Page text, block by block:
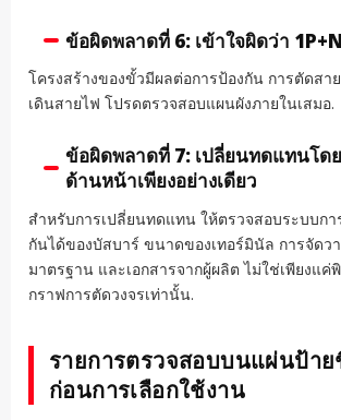
ข้อผิดพลาดที่ 6: เข้าใจผิดว่า
โครงสร้างของขั้วมีผลต่อการป้องกัน การตัดสา
เดินสายไฟ โปรดตรวจสอบแผนผังภายในเสมอ.
ข้อผิดพลาดที่ 7: เปลี่ยนทดแทนโด
ด้านหน้าเพียงอย่างเดียว
สำหรับการเปลี่ยนทดแทน ให้ตรวจสอบระบบกา
กันได้ของบัสบาร์ ขนาดของเทอร์มินัล การจัดว
มาตรฐาน และเอกสารจากผู้ผลิต ไม่ใช่เพียงแค่
กราฟการตัดวงจรเท่านั้น.
รายการตรวจสอบบนแผ่นป้าย
ก่อนการเลือกใช้งาน